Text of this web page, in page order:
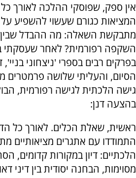
אין ספק, שפוסקי ההלכה לאורך כל
המציאות כגורם שעשוי להשפיע
מתבקשת השאלה: מה ההבדל שבין
השקפה רפורמית? לאחר
בפרקים רבים בספרי 'ניצחוני
הסיום, והעליתי שלושה פרמטרים
גישה הלכתית לגישה רפורמית,
בהצעה דנן:
ראשית, שאלת הכלים. לאורך כל
התמודדו עם אתגרים מציאותיים
הלכתיים: דיון במקורות קדומים,
מסוימות, הבחנה יסודית בין דיני